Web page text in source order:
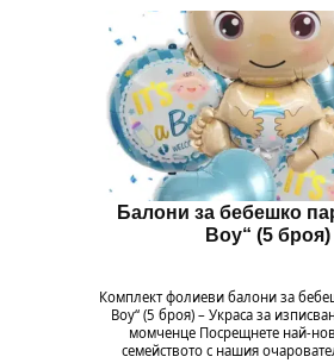
Балони за бебешко
Boy“ (5 броя)
Комплект фолиеви балони за
Boy“ (5 броя) – Украса за
момченце Посрещнете най-
семейството с нашия